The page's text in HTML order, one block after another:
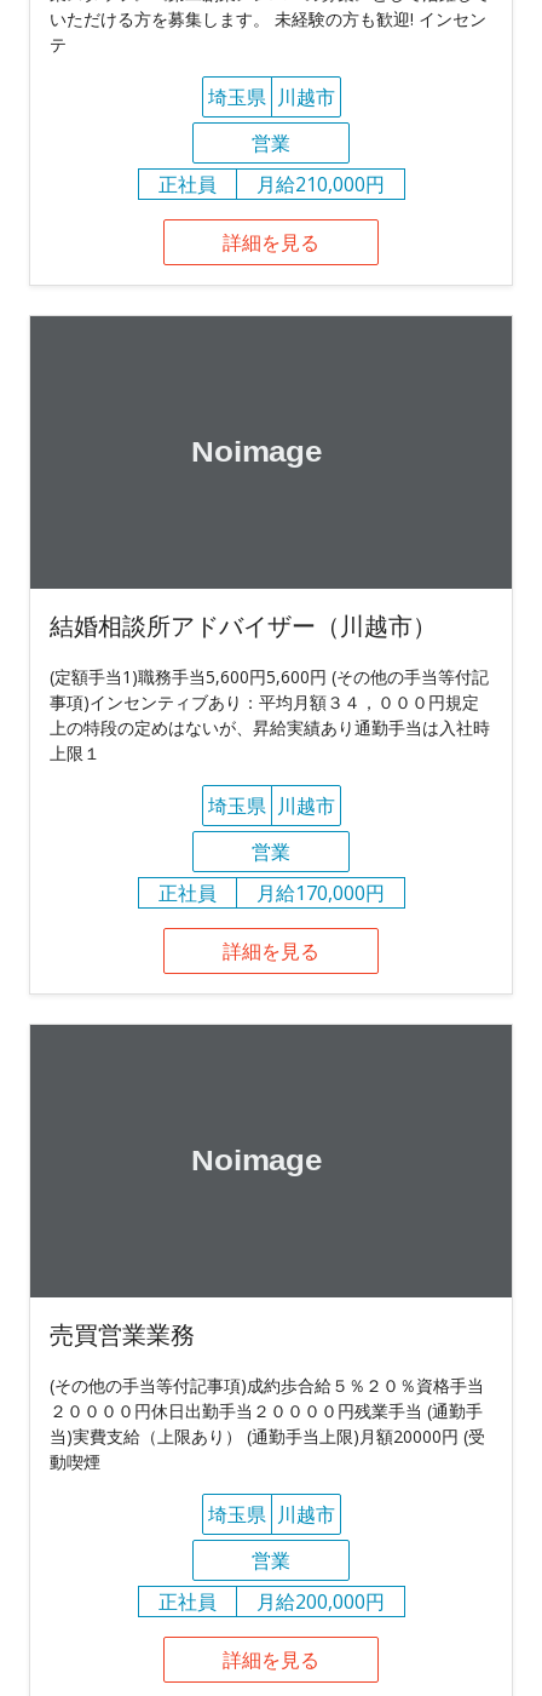
いただける方を募集します。 未経験の方も歓迎! インセン
テ
埼玉県 川越市
営業
正社員
月給210,000円
詳細を見る
結婚相談所アドバイザー（川越市）
(定額手当1)職務手当5,600円5,600円 (その他の手当等付記
事項)インセンティブあり：平均月額３４，０００円規定
上の特段の定めはないが、昇給実績あり通勤手当は入社時
上限１
埼玉県 川越市
営業
正社員
月給170,000円
詳細を見る
売買営業業務
(その他の手当等付記事項)成約歩合給５％２０％資格手当
２００００円休日出勤手当２００００円残業手当 (通勤手
当)実費支給（上限あり） (通勤手当上限)月額20000円 (受
動喫煙
埼玉県 川越市
営業
正社員
月給200,000円
詳細を見る